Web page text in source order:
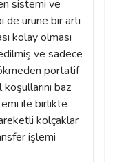
sistemi ve
ürüne bir artı
kolay olması
ve sadece
portatif
baz
ile birlikte
kolçaklar
işlemi